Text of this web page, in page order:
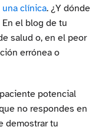
clínica. ¿Y dónde
el blog de tu
salud o, en el peor
errónea o
potencial
no respondes en
demostrar tu